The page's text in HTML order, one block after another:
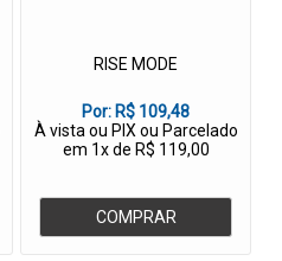
RISE MODE
Por: R$ 109,48
À vista ou PIX ou Parcelado
em 1x de R$ 119,00
COMPRAR